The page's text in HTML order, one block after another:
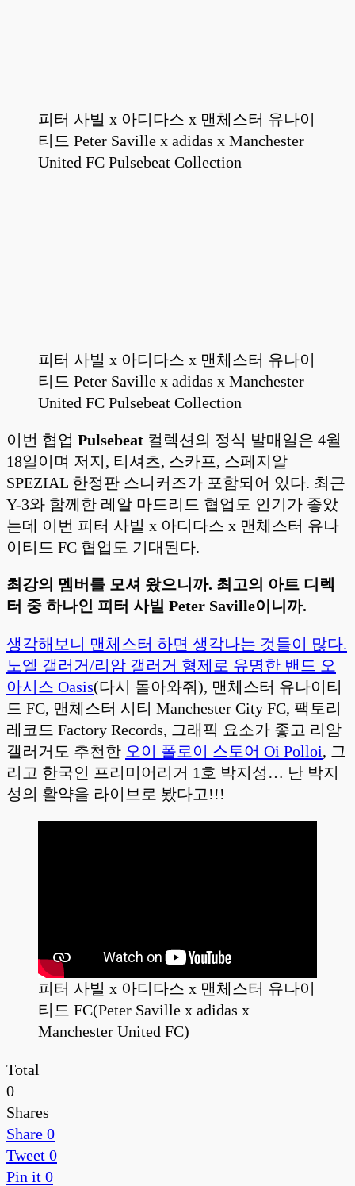
피터 사빌 x 아디다스 x 맨체스터 유나이
티드 Peter Saville x adidas x Manchester
United FC Pulsebeat Collection
피터 사빌 x 아디다스 x 맨체스터 유나이
티드 Peter Saville x adidas x Manchester
United FC Pulsebeat Collection
이번 협업 Pulsebeat 컬렉션의 정식 발매일은 4월
18일이며 저지, 티셔츠, 스카프, 스페지알
SPEZIAL 한정판 스니커즈가 포함되어 있다. 최근
Y-3와 함께한 레알 마드리드 협업도 인기가 좋았
는데 이번 피터 사빌 x 아디다스 x 맨체스터 유나
이티드 FC 협업도 기대된다.
최강의 멤버를 모셔 왔으니까. 최고의 아트 디렉
터 중 하나인 피터 사빌 Peter Saville이니까.
생각해보니 맨체스터 하면 생각나는 것들이 많다.
노엘 갤러거/리암 갤러거 형제로 유명한 밴드 오
아시스 Oasis(다시 돌아와줘), 맨체스터 유나이티
드 FC, 맨체스터 시티 Manchester City FC, 팩토리
레코드 Factory Records, 그래픽 요소가 좋고 리암
갤러거도 추천한 오이 폴로이 스토어 Oi Polloi, 그
리고 한국인 프리미어리거 1호 박지성… 난 박지
성의 활약을 라이브로 봤다고!!!
피터 사빌 x 아디다스 x 맨체스터 유나이
티드 FC(Peter Saville x adidas x
Manchester United FC)
Total
0
Shares
Share 0
Tweet 0
Pin it 0